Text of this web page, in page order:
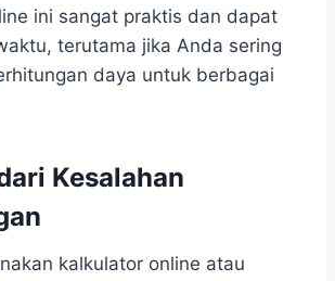
ini sangat praktis dan dapat
terutama jika Anda sering
daya untuk berbagai
Kesalahan
kalkulator online atau